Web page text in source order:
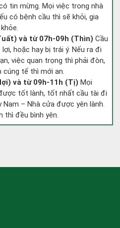
tin mừng. Mọi việc trong nhà
có bệnh cầu thì sẽ khỏi, gia
và từ 07h-09h (Thìn) Cầu
hoặc hay bị trái ý. Nếu ra đi
việc quan trọng thì phải đòn,
cúng tế thì mới an.
và từ 09h-11h (Tị) Mọi
tốt lành, tốt nhất cầu tài đi
Nam – Nhà cửa được yên lành.
thì đều bình yên.